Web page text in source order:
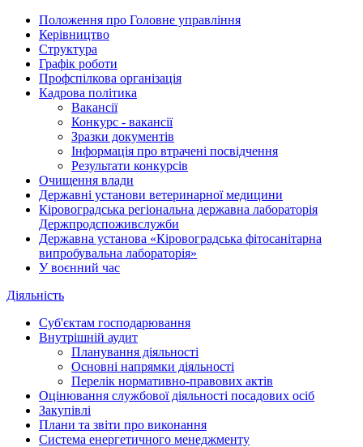
Положення про Головне управління
Керівництво
Структура
Графік роботи
Профспілкова організація
Кадрова політика
Вакансії
Конкурс - вакансії
Зразки документів
Інформація про втрачені посвідчення
Результати конкурсів
Очищення влади
Державні установи ветеринарної медицини
Кіровоградська регіональна державна лабораторія
Держпродспоживслужби
Державна установа «Кіровоградська фітосанітарна
випробувальна лабораторія»
У воєнний час
Діяльність
Суб'єктам господарювання
Внутрішній аудит
Планування діяльності
Основні напрямки діяльності
Перелік нормативно-правових актів
Оцінювання службової діяльності посадових осіб
Закупівлі
Плани та звіти про виконання
Система енергетичного менеджменту